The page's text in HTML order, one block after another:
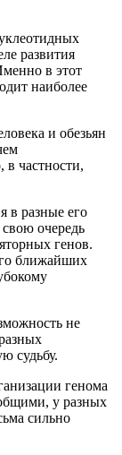
развития
в этот
наиболее
и обезьян
в частности,
в разные его
очередь
генов.
ближайших
не
судьбу.
генома
у разных
сильно